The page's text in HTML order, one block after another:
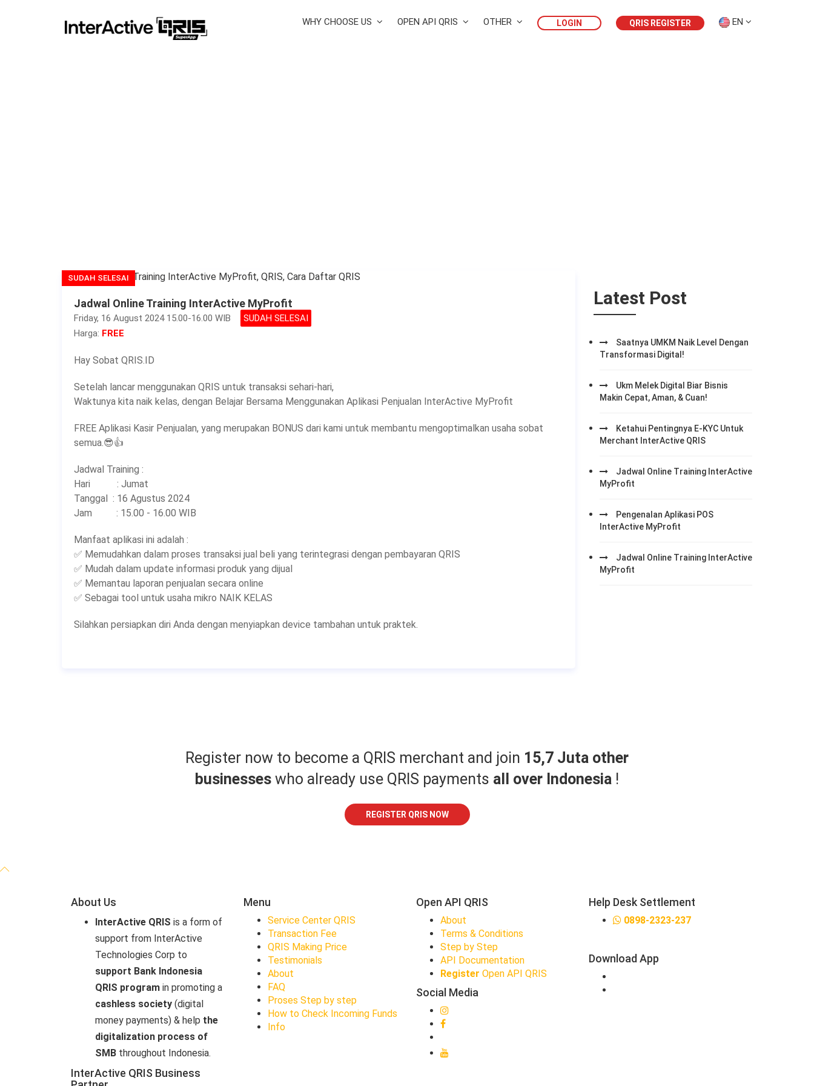
WHY CHOOSE US OPEN API QRIS OTHER LOGIN QRIS REGISTER EN
SUDAH SELESAI
Jadwal Online Training InterActive MyProfit
Friday, 16 August 2024 15.00-16.00 WIB
SUDAH SELESAI
Harga: FREE
Hay Sobat QRIS.ID
Setelah lancar menggunakan QRIS untuk transaksi sehari-hari,
Waktunya kita naik kelas, dengan Belajar Bersama Menggunakan Aplikasi Penjualan InterActive MyProfit
FREE Aplikasi Kasir Penjualan, yang merupakan BONUS dari kami untuk membantu mengoptimalkan usaha sobat
semua.😎👍
Jadwal Training :
Hari : Jumat
Tanggal : 16 Agustus 2024
Jam : 15.00 - 16.00 WIB
Manfaat aplikasi ini adalah :
✅ Memudahkan dalam proses transaksi jual beli yang terintegrasi dengan pembayaran QRIS
✅ Mudah dalam update informasi produk yang dijual
✅ Memantau laporan penjualan secara online
✅ Sebagai tool untuk usaha mikro NAIK KELAS
Silahkan persiapkan diri Anda dengan menyiapkan device tambahan untuk praktek.
Latest Post
Saatnya UMKM Naik Level Dengan
Transformasi Digital!
Ukm Melek Digital Biar Bisnis
Makin Cepat, Aman, & Cuan!
Ketahui Pentingnya E-KYC Untuk
Merchant InterActive QRIS
Jadwal Online Training InterActive
MyProfit
Pengenalan Aplikasi POS
InterActive MyProfit
Jadwal Online Training InterActive
MyProfit
Register now to become a QRIS merchant and join 15,7 Juta other
businesses who already use QRIS payments all over Indonesia !
REGISTER QRIS NOW
About Us
InterActive QRIS is a form of
support from InterActive
Technologies Corp to
support Bank Indonesia
QRIS program in promoting a
cashless society (digital
money payments) & help the
digitalization process of
SMB throughout Indonesia.
InterActive QRIS Business
Menu
Service Center QRIS
Transaction Fee
QRIS Making Price
Testimonials
About
FAQ
Proses Step by step
How to Check Incoming Funds
Info
Open API QRIS
About
Terms & Conditions
Step by Step
API Documentation
Register Open API QRIS
Social Media
Help Desk Settlement
0898-2323-237
Download App